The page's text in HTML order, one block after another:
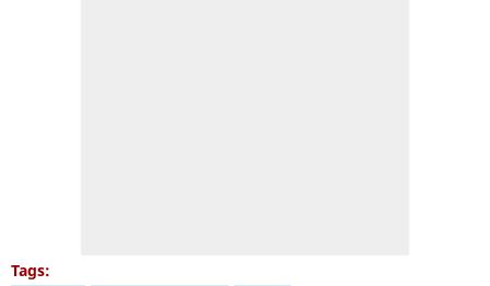
Tags: